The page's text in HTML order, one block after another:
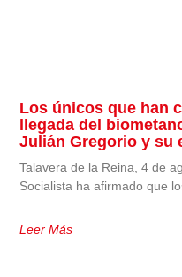
Los únicos que han
llegada del
Julián Gregorio y su
Talavera de la Reina, 4 de
Socialista ha afirmado que
Leer Más